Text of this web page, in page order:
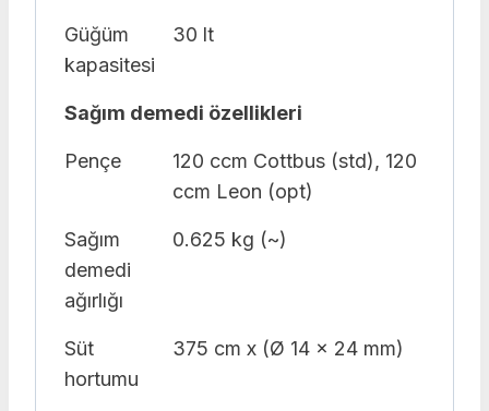
Güğüm
kapasitesi
30 lt
Sağım demedi özellikleri
Pençe
120 ccm Cottbus (std), 120
ccm Leon (opt)
Sağım
demedi
ağırlığı
0.625 kg (~)
Süt
hortumu
375 cm x (Ø 14 x 24 mm)